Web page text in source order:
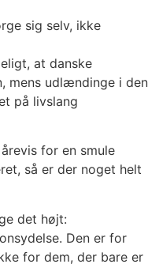
sig selv, ikke
at danske
mens udlændinge i den
på livslang
for en smule
så er der noget helt
det højt:
Den er for
for dem, der bare er